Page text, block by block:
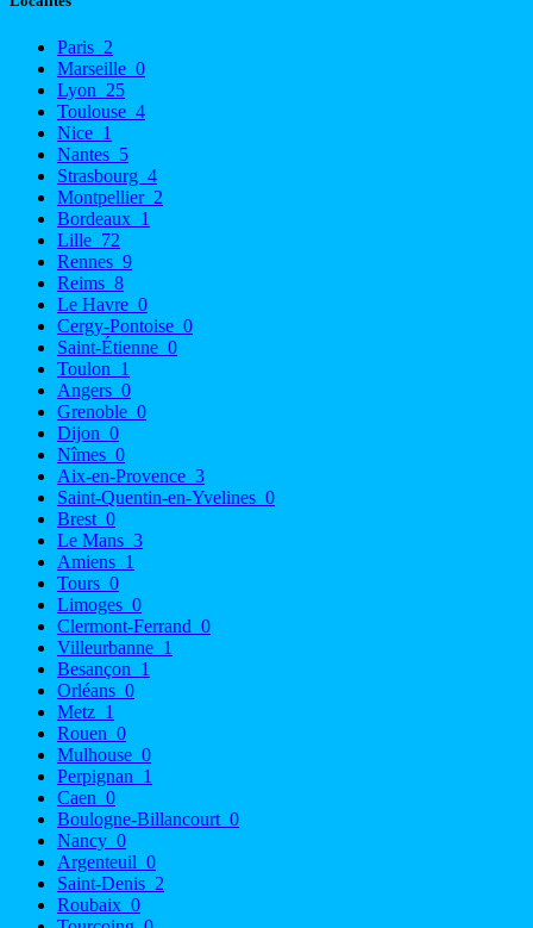
Paris 2
Marseille 0
Lyon 25
Toulouse 4
Nice 1
Nantes 5
Strasbourg 4
Montpellier 2
Bordeaux 1
Lille 72
Rennes 9
Reims 8
Le Havre 0
Cergy-Pontoise 0
Saint-Étienne 0
Toulon 1
Angers 0
Grenoble 0
Dijon 0
Nîmes 0
Aix-en-Provence 3
Saint-Quentin-en-Yvelines 0
Brest 0
Le Mans 3
Amiens 1
Tours 0
Limoges 0
Clermont-Ferrand 0
Villeurbanne 1
Besançon 1
Orléans 0
Metz 1
Rouen 0
Mulhouse 0
Perpignan 1
Caen 0
Boulogne-Billancourt 0
Nancy 0
Argenteuil 0
Saint-Denis 2
Roubaix 0